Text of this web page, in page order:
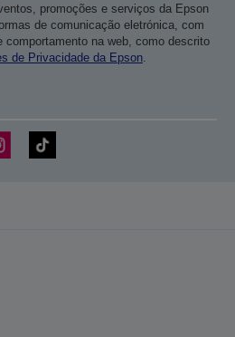
promoções e serviços da Epson
de comunicação eletrónica, com
comportamento na web, como descrito
de Privacidade da Epson